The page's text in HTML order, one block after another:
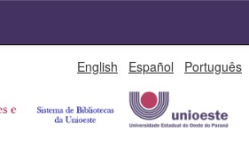
English Español Português